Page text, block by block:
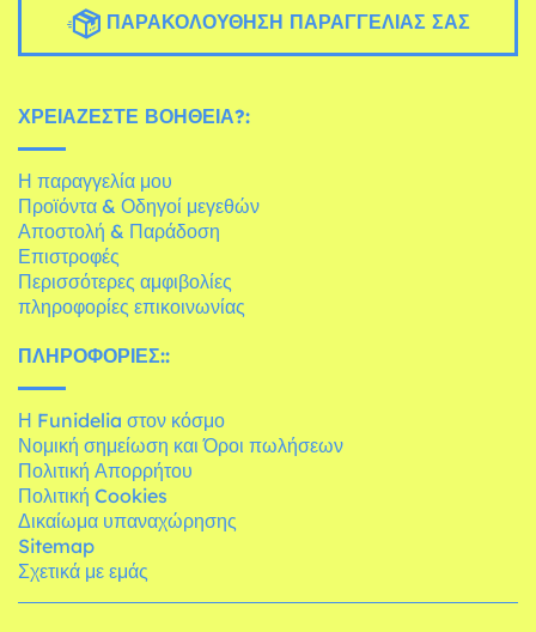
ΠΑΡΑΚΟΛΟΎΘΗΣΗ ΠΑΡΑΓΓΕΛΊΑΣ ΣΑΣ
ΧΡΕΙΆΖΕΣΤΕ ΒΟΉΘΕΙΑ?:
Η παραγγελία μου
Προϊόντα & Οδηγοί μεγεθών
Αποστολή & Παράδοση
Επιστροφές
Περισσότερες αμφιβολίες
πληροφορίες επικοινωνίας
ΠΛΗΡΟΦΟΡΊΕΣ::
Η Funidelia στον κόσμο
Νομική σημείωση και Όροι πωλήσεων
Πολιτική Απορρήτου
Πολιτική Cookies
Δικαίωμα υπαναχώρησης
Sitemap
Σχετικά με εμάς